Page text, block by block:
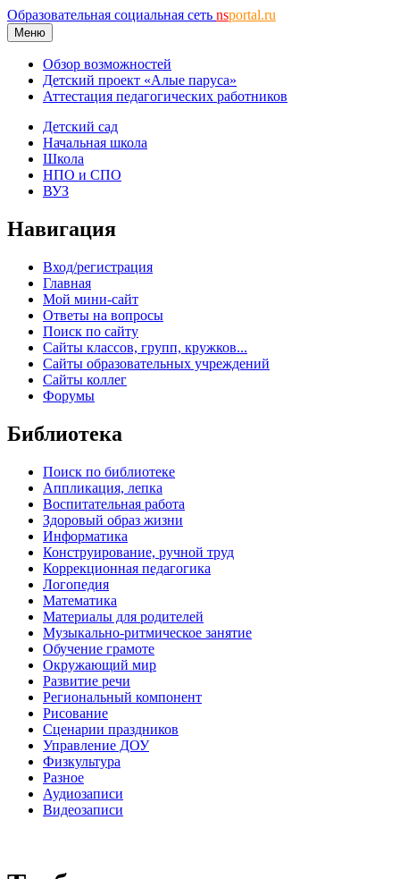
Образовательная социальная сеть nsportal.ru
Меню
Обзор возможностей
Детский проект «Алые паруса»
Аттестация педагогических работников
Детский сад
Начальная школа
Школа
НПО и СПО
ВУЗ
Навигация
Вход/регистрация
Главная
Мой мини-сайт
Ответы на вопросы
Поиск по сайту
Сайты классов, групп, кружков...
Сайты образовательных учреждений
Сайты коллег
Форумы
Библиотека
Поиск по библиотеке
Аппликация, лепка
Воспитательная работа
Здоровый образ жизни
Информатика
Конструирование, ручной труд
Коррекционная педагогика
Логопедия
Математика
Материалы для родителей
Музыкально-ритмическое занятие
Обучение грамоте
Окружающий мир
Развитие речи
Региональный компонент
Рисование
Сценарии праздников
Управление ДОУ
Физкультура
Разное
Аудиозаписи
Видеозаписи